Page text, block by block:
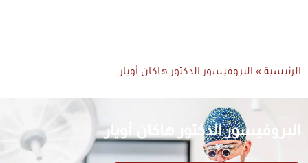
الرئيسية » البروفيسور الدكتور هاكان أويار
البروفيسور الدكتور هاكان أويار